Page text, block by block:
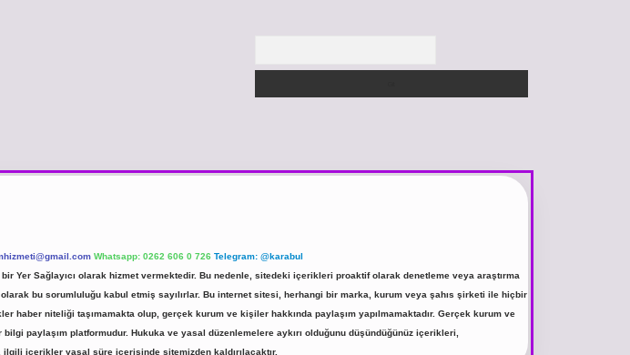
Whatsapp: 0262 606 0 726 Telegram: @karabul
Yer Sağlayıcı olarak hizmet vermektedir. Bu nedenle, sitedeki içerikleri proaktif olarak denetleme veya araştırma
bu sorumluluğu kabul etmiş sayılırlar. Bu internet sitesi, herhangi bir marka, kurum veya şahıs şirketi ile hiçbir
haber niteliği taşımamakta olup, gerçek kurum ve kişiler hakkında paylaşım yapılmamaktadır. Gerçek kurum ve
paylaşım platformudur. Hukuka ve yasal düzenlemelere aykırı olduğunu düşündüğünüz içerikleri,
içerikler yasal süre içerisinde sitemizden kaldırılacaktır.